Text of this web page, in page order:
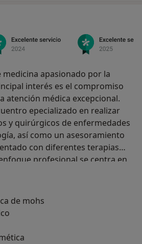
medicina apasionado por la
interés es el compromiso
atención médica excepcional.
epecializado en realizar
y quirúrgicos de enfermedades
así como un asesoramiento
con diferentes terapias
profesional se centra en
clínica con el empleo de
Transformo la salud y
con un compromiso
de mohs